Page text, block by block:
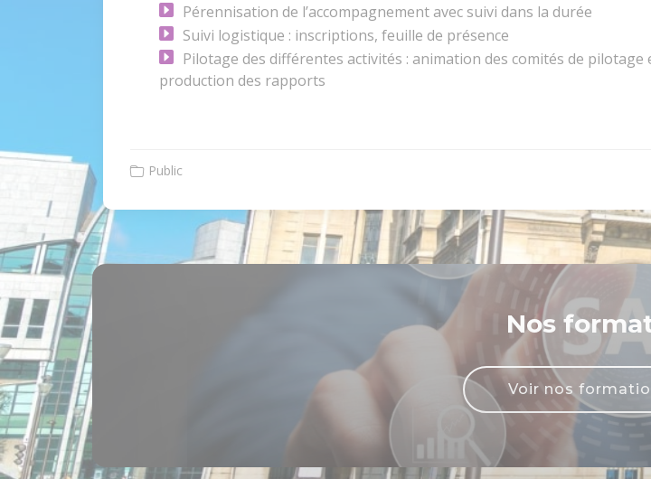
Pérennisation de l’accompagnement avec suivi dans la durée
Suivi logistique : inscriptions, feuille de présence
Pilotage des différentes activités : animation des comités de pilotage
production des rapports
Public
Nos
Voir nos